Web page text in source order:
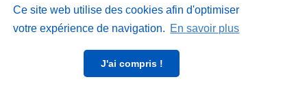
Ce site web utilise des cookies afin d'optimiser
votre expérience de navigation. En savoir plus
J'ai compris !